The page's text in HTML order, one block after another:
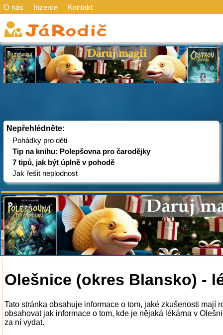
O nás Inzerce Kontakt
Nepřehlédněte:
Pohádky pro děti
Tip na knihu: Polepšovna pro čarodějky
7 tipů, jak být úplně v pohodě
Jak řešit neplodnost
Olešnice (okres Blansko) -
Tato stránka obsahuje informace o tom, jaké zkušenosti mají
obsahovat jak informace o tom, kde je nějaká lékárna v
za ní vydat.